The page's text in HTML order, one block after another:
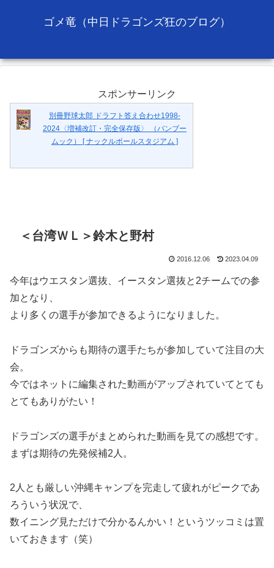
ゴメ竜（中日ドラゴンズ狂のブログ）
スポンサーリンク
別冊野球太郎 ドラフト答え合わせ1998-
2024〈増補改訂・完全保存版〉 （バンブー
ムック） [ ナックルボールスタジアム ]
＜台湾ＷＬ＞鈴木と野村
2016.12.06 2023.04.09
今年はウエスタン選抜、イースタン選抜と2チームでの参
加となり、
より多くの選手が参加できるようになりました。
ドラゴンズからも期待の選手たちが参加していて注目の大
会。
今ではネットに編集された動画がアップされていてとても
とてもありがたい！
ドラゴンズの選手がまとめられた動画を見ての感想です。
まずは期待の先発候補2人。
2人とも厳しい沖縄キャンプを完走して疲れがピークであ
ろういう状況で、
数イニング見ただけで分かるんかい！というツッコミは置
いておきます（笑）